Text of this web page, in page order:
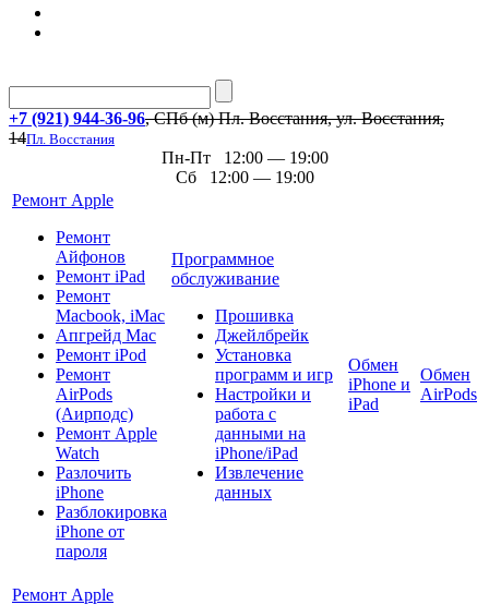
+7 (921) 944-36-96, СПб (м) Пл. Восстания, ул. Восстания,
14Пл. Восстания
Пн-Пт 12:00 — 19:00
Сб 12:00 — 19:00
Ремонт Apple
Ремонт
Айфонов
Ремонт iPad
Ремонт
Macbook, iMac
Апгрейд Mac
Ремонт iPod
Ремонт
AirPods
(Аирподс)
Ремонт Apple
Watch
Разлочить
iPhone
Разблокировка
iPhone от
пароля
Программное
обслуживание
Прошивка
Джейлбрейк
Установка
программ и игр
Настройки и
работа с
данными на
iPhone/iPad
Извлечение
данных
Обмен
iPhone и
iPad
Обмен
AirPods
Ремонт Apple